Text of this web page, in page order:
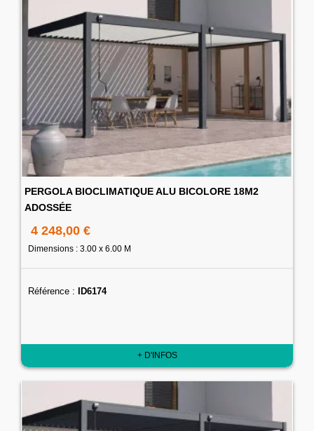
PERGOLA BIOCLIMATIQUE ALU BICOLORE 18M2
ADOSSÉE
4 248,00 €
Dimensions : 3.00 x 6.00 M
Référence : ID6174
+ D'INFOS